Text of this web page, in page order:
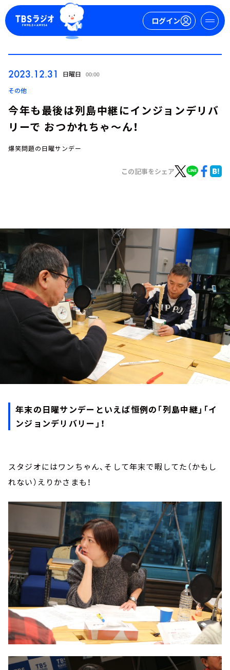
ログイン
お知らせ
イベント・グッズ
YouTube
会社情報
2023.12.31 日曜日 00:00
その他
今年も最後は列島中継にインジョンデリバ
リーで おつかれちゃ～ん！
爆笑問題の日曜サンデー
この記事をシェア
年末の日曜サンデーといえば恒例の「列島中継」「イ
ンジョンデリバリー」！
スタジオにはワンちゃん、そして年末で暇してた（かもし
れない）えりかさまも！